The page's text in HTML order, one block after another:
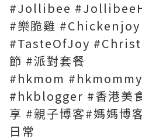
#Jollibee
#樂脆雞 #Chickenjoy
#TasteOfJoy
節 #派對套餐
#hkmom
#hkblogger #香港美
享 #親子博客#媽媽博
日常